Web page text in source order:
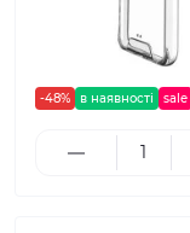
-48% в наявності sale